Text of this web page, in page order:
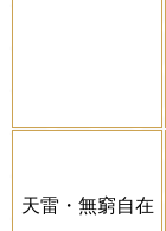
天雷・無窮自在